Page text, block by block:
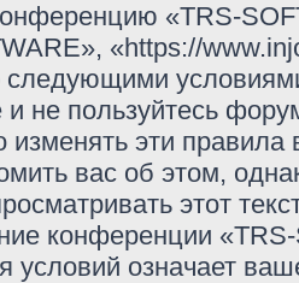
«TRS-
«https://
следующими
и не пользуйтесь
изменять эти
вас об этом,
этот
конференции
условий означает